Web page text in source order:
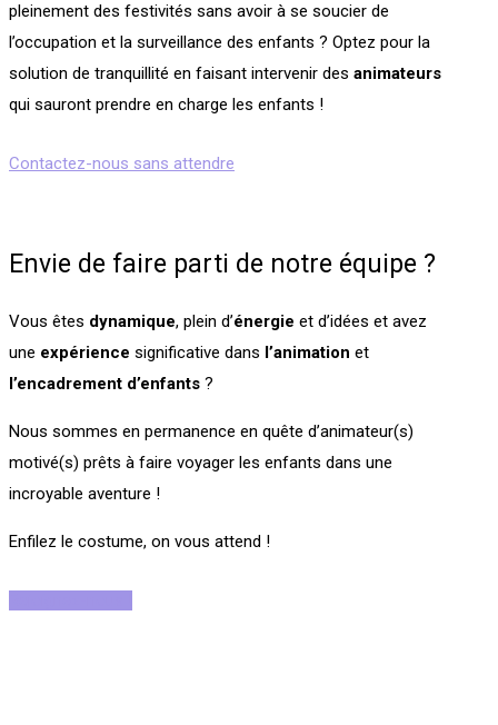
pleinement des festivités sans avoir à se soucier de
l’occupation et la surveillance des enfants ? Optez pour la
solution de tranquillité en faisant intervenir des animateurs
qui sauront prendre en charge les enfants !
Contactez-nous sans attendre
Envie de faire parti de notre équipe ?
Vous êtes dynamique, plein d’énergie et d’idées et avez
une expérience significative dans l’animation et
l’encadrement d’enfants ?
Nous sommes en permanence en quête d’animateur(s)
motivé(s) prêts à faire voyager les enfants dans une
incroyable aventure !
Enfilez le costume, on vous attend !